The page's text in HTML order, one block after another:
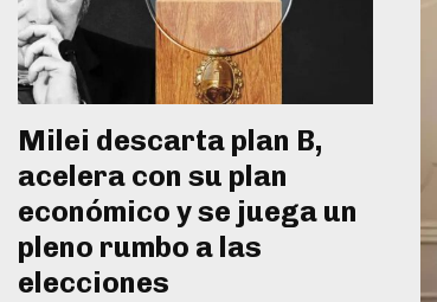
Milei descarta plan B,
acelera con su plan
económico y se juega un
pleno rumbo a las
elecciones